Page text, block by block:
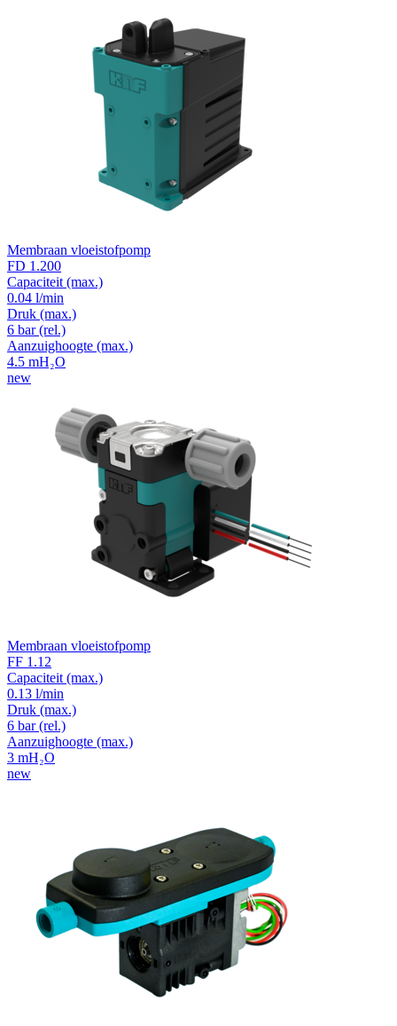
Membraan vloeistofpomp
FD 1.200
Capaciteit (max.)
0.04 l/min
Druk (max.)
6 bar (rel.)
Aanzuighoogte (max.)
4.5 mH₂O
new
Membraan vloeistofpomp
FF 1.12
Capaciteit (max.)
0.13 l/min
Druk (max.)
6 bar (rel.)
Aanzuighoogte (max.)
3 mH₂O
new